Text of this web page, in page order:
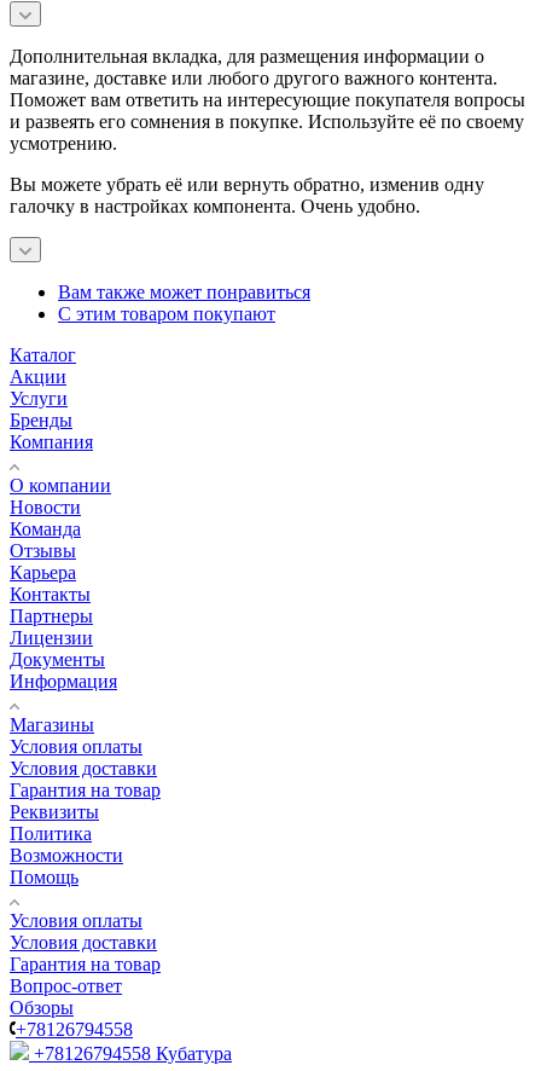
Дополнительная вкладка, для размещения информации о
магазине, доставке или любого другого важного контента.
Поможет вам ответить на интересующие покупателя вопросы
и развеять его сомнения в покупке. Используйте её по своему
усмотрению.
Вы можете убрать её или вернуть обратно, изменив одну
галочку в настройках компонента. Очень удобно.
Вам также может понравиться
С этим товаром покупают
Каталог
Акции
Услуги
Бренды
Компания
О компании
Новости
Команда
Отзывы
Карьера
Контакты
Партнеры
Лицензии
Документы
Информация
Магазины
Условия оплаты
Условия доставки
Гарантия на товар
Реквизиты
Политика
Возможности
Помощь
Условия оплаты
Условия доставки
Гарантия на товар
Вопрос-ответ
Обзоры
+78126794558
+78126794558 Кубатура